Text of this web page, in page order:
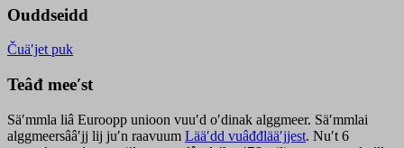
Ouddseidd
Čuäʹjet puk
Teâđ meeʹst
Säʹmmla liâ Euroopp unioon vuuʹd oʹdinak alggmeer. Säʹmmlai
alggmeersââʹjj lij juʹn raavuum Lääʹdd vuâđđlääʹjjest. Nuʹt 6